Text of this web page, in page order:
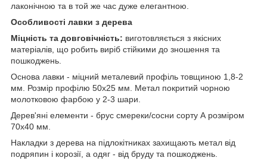
лаконічною та в той же час дуже елегантною.
Особливості лавки з дерева
Міцність та довговічність: виготовляється з якісних
матеріалів, що робить виріб стійкими до зношення та
пошкоджень.
Основа лавки - міцний металевий профіль товщиною 1,8-2
мм. Розмір профілю 50х25 мм. Метал покритий чорною
молотковою фарбою у 2-3 шари.
Дерев'яні елементи - брус смереки/сосни сорту А розміром
70х40 мм.
Накладки з дерева на підлокітниках захищають метал від
подряпин і корозії, а одяг - від бруду та пошкоджень.